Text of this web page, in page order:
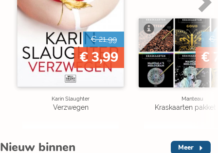
€ 21,99
€ 3,99
Karin Slaughter
Verzwegen
€
€
Manteau
Kraskaarten pakket
Nieuw binnen Meer